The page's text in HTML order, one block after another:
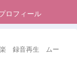
ロフィール
録音再生 ムー